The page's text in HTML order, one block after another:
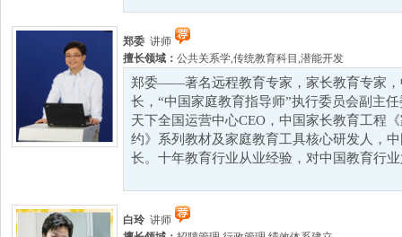
郑委 讲师
擅长领域： 公共关系学,传统教育科目 ,潜能开发
郑委——著名远程教育专家，家长教育专家，
长，“中国家庭教育指导师”执行委员会副主
天下全国运营中心CEO，中国家长教育工程
约》系列教材及家庭教育工具核心研发人，
长。十年教育行业从业经验，对中国教育行
白玲 讲师